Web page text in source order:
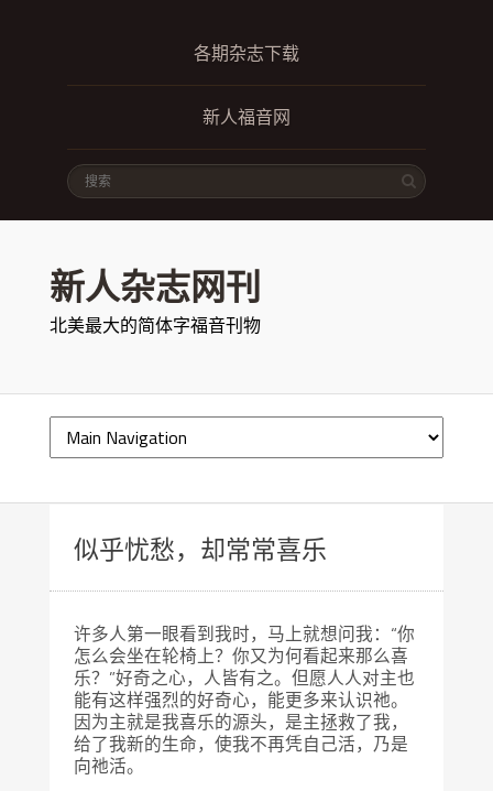
各期杂志下载
新人福音网
新人杂志网刊
北美最大的简体字福音刊物
似乎忧愁，却常常喜乐
许多人第一眼看到我时，马上就想问我：“你
怎么会坐在轮椅上？你又为何看起来那么喜
乐？”好奇之心，人皆有之。但愿人人对主也
能有这样强烈的好奇心，能更多来认识祂。
因为主就是我喜乐的源头，是主拯救了我，
给了我新的生命，使我不再凭自己活，乃是
向祂活。